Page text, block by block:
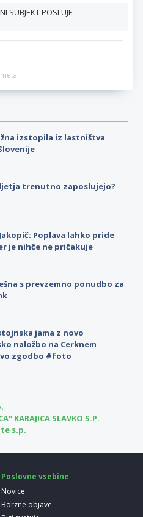
SUBJEKT POSLUJE
izstopila iz lastništva
trenutno zaposlujejo?
Poplava lahko pride
je nihče ne pričakuje
s prevzemno ponudbo za
jama z novo
naložbo na Cerknem
zgodbo #foto
KARAJICA SLAVKO S.P.
s.p.
Poslovne vsebine
Novice
Borzne objave